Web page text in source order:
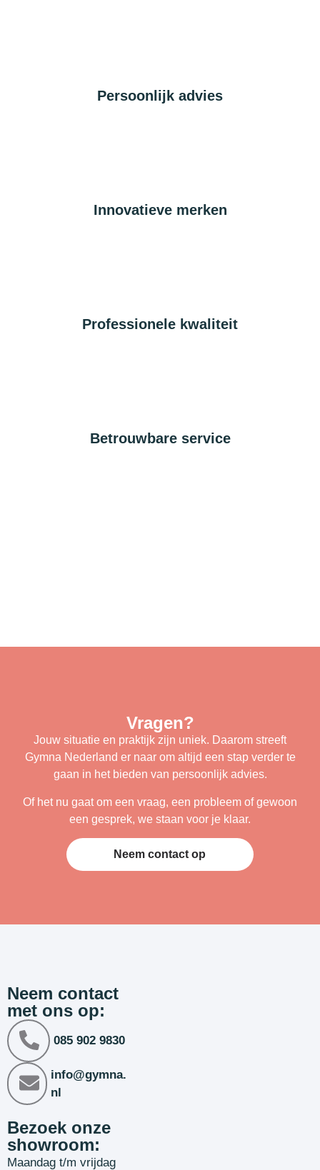
Persoonlijk advies
Innovatieve merken
Professionele kwaliteit
Betrouwbare service
Vragen?
Jouw situatie en praktijk zijn uniek. Daarom streeft
Gymna Nederland er naar om altijd een stap verder te
gaan in het bieden van persoonlijk advies.
Of het nu gaat om een vraag, een probleem of gewoon
een gesprek, we staan voor je klaar.
Neem contact op
Neem contact
met ons op:
085 902 9830
info@gymna.
nl
Bezoek onze
showroom:
Maandag t/m vrijdag